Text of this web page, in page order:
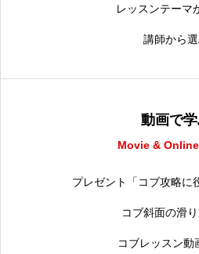
レッスンテーマ
講師から
動画で
Movie &
プレゼント「コブ攻略に
コブ斜面の滑
コブレッスン動